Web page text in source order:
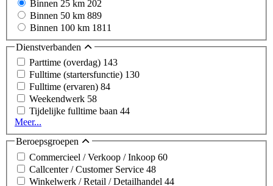
Binnen 25 km 202
Binnen 50 km 889
Binnen 100 km 1811
Dienstverbanden
Parttime (overdag) 143
Fulltime (startersfunctie) 130
Fulltime (ervaren) 84
Weekendwerk 58
Tijdelijke fulltime baan 44
Meer...
Beroepsgroepen
Commercieel / Verkoop / Inkoop 60
Callcenter / Customer Service 48
Winkelwerk / Retail / Detailhandel 44